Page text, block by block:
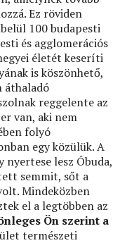
Ez röviden
100 budapesti
és agglomerációs
életét keseríti
is köszönhető,
áthaladó
reggelente az
van, aki nem
folyó
egy közülük. A
nyertese lesz Óbuda,
semmit, sőt a
Mindeközben
el a legtöbben az
Ön szerint a
természeti